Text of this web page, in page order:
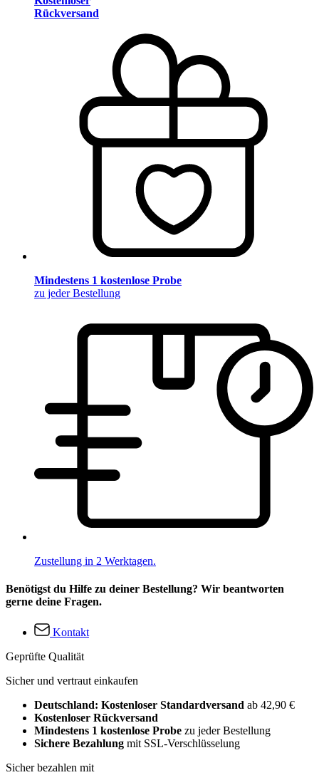
Rückversand
Mindestens 1 kostenlose Probe
zu jeder Bestellung
Zustellung in 2 Werktagen.
Benötigst du Hilfe zu deiner Bestellung? Wir beantworten
gerne deine Fragen.
Kontakt
Geprüfte Qualität
Sicher und vertraut einkaufen
Deutschland: Kostenloser Standardversand ab 42,90 €
Kostenloser Rückversand
Mindestens 1 kostenlose Probe zu jeder Bestellung
Sichere Bezahlung mit SSL-Verschlüsselung
Sicher bezahlen mit